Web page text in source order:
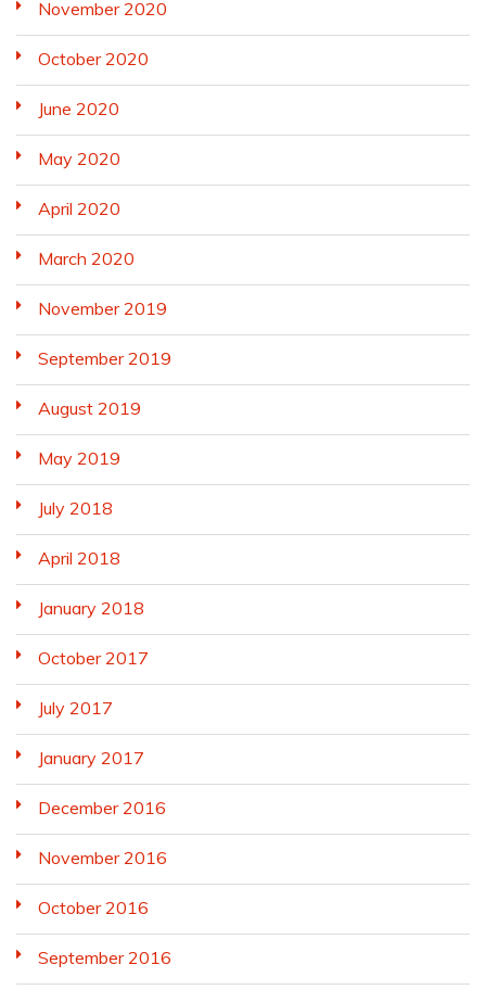
November 2020
October 2020
June 2020
May 2020
April 2020
March 2020
November 2019
September 2019
August 2019
May 2019
July 2018
April 2018
January 2018
October 2017
July 2017
January 2017
December 2016
November 2016
October 2016
September 2016